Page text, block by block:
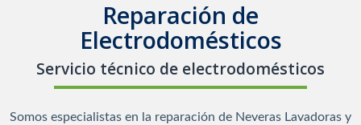
Reparación de
Electrodomésticos
Servicio técnico de electrodomésticos
Somos especialistas en la reparación de Neveras Lavadoras y